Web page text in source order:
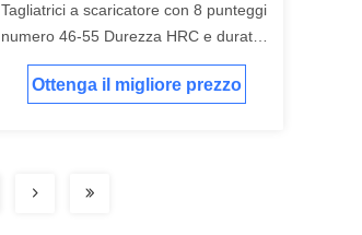
Tagliatrici a scaricatore con 8 punteggi
numero 46-55 Durezza HRC e durata
di vita superiore a 10000 mq
Ottenga il migliore prezzo